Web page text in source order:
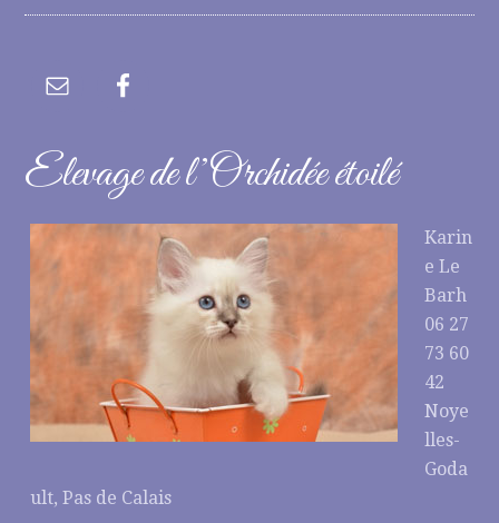
Elevage de l’Orchidée étoilé
Karin
e Le
Barh
06 27
73 60
42
Noye
lles-
Goda
ult, Pas de Calais